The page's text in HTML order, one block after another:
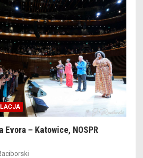
Evora – Katowice, NOSPR